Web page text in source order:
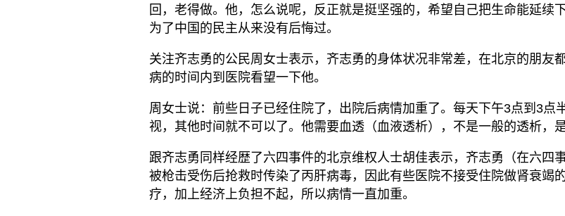
回，老得做。他，怎么说呢，反正就是挺坚强的，希望自己把生命能延续
为了中国的民主从来没有后悔过。
关注齐志勇的公民周女士表示，齐志勇的身体状况非常差，在北京的朋友
病的时间内到医院看望一下他。
周女士说：前些日子已经住院了，出院后病情加重了。每天下午3点到3点
视，其他时间就不可以了。他需要血透（血液透析），不是一般的透析，是
跟齐志勇同样经歴了六四事件的北京维权人士胡佳表示，齐志勇（在六四事
被枪击受伤后抢救时传染了丙肝病毒，因此有些医院不接受住院做肾衰竭
疗，加上经济上负担不起，所以病情一直加重。